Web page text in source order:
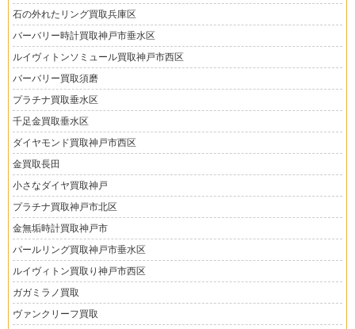
石の外れたリング買取兵庫区
バーバリー時計買取神戸市垂水区
ルイヴィトンソミュール買取神戸市西区
バーバリー買取須磨
プラチナ買取垂水区
千足金買取垂水区
ダイヤモンド買取神戸市西区
金買取長田
小さなダイヤ買取神戸
プラチナ買取神戸市北区
金無垢時計買取神戸市
パールリング買取神戸市垂水区
ルイヴィトン買取り神戸市西区
ガガミラノ買取
ヴァンクリーフ買取